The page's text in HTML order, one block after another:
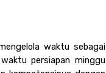
waktu sebagai
persiapan minggu